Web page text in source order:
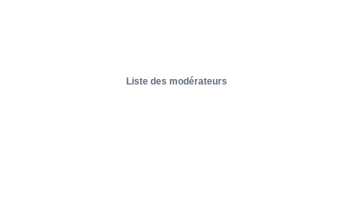
Liste des modérateurs